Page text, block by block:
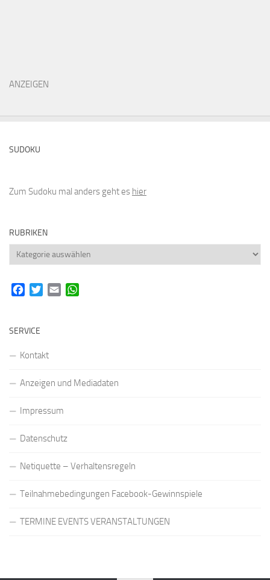
ANZEIGEN
SUDOKU
Zum Sudoku mal anders geht es hier
RUBRIKEN
Rubriken
FacebookTwitterEmail
SERVICE
Kontakt
Anzeigen und Mediadaten
Impressum
Datenschutz
Netiquette – Verhaltensregeln
Teilnahmebedingungen Facebook-Gewinnspiele
TERMINE EVENTS VERANSTALTUNGEN